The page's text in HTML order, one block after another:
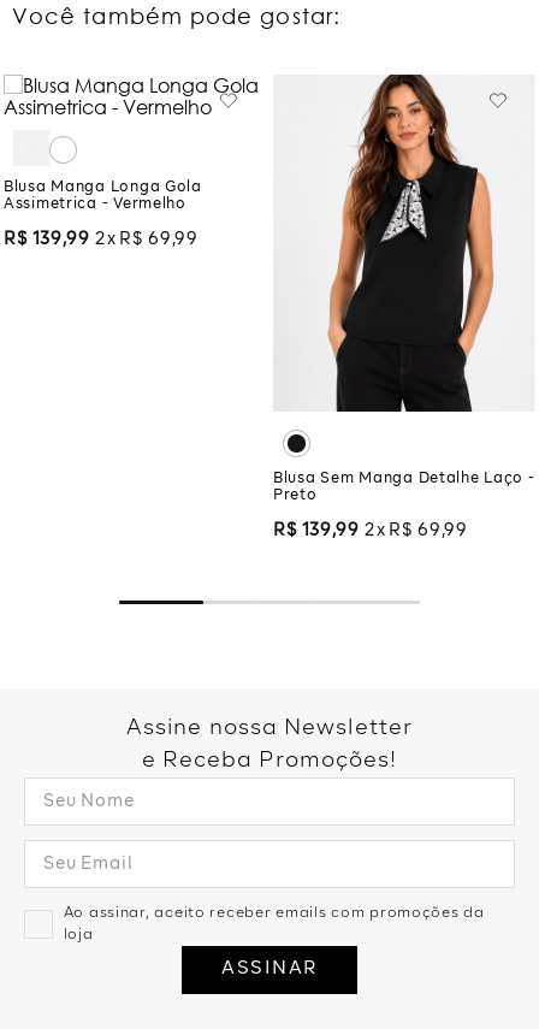
Você também pode gostar:
Blusa Manga Longa Gola
Assimetrica - Vermelho
R$ 139,99 2 R$ 69 ,99
Blusa Sem Manga Detalhe Laço -
Preto
R$ 139,99 2 R$ 69 ,99
Assine nossa Newsletter
e Receba Promoções!
Ao assinar, aceito receber emails com promoções da
loja
ASSINAR